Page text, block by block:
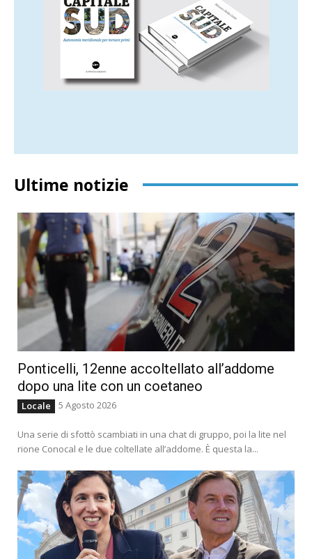
Ultime notizie
Ponticelli, 12enne accoltellato all’addome
dopo una lite con un coetaneo
Locale 5 Agosto 2026
Una serie di sfottò scambiati in una chat di gruppo, poi la lite nel
rione Conocal e le due coltellate all’addome. È questa la...